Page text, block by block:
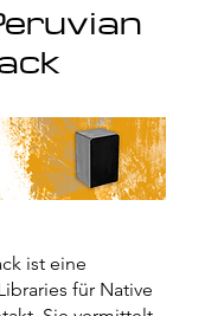
ist eine
für Native